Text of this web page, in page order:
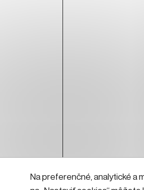
Na preferenčné, analytické a